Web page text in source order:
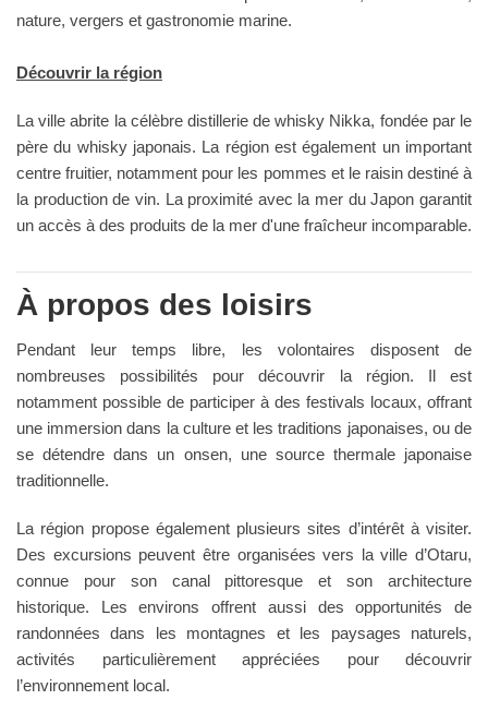
nature, vergers et gastronomie marine.
Découvrir la région
La ville abrite la célèbre distillerie de whisky Nikka, fondée par le
père du whisky japonais. La région est également un important
centre fruitier, notamment pour les pommes et le raisin destiné à
la production de vin. La proximité avec la mer du Japon garantit
un accès à des produits de la mer d'une fraîcheur incomparable.
À propos des loisirs
Pendant leur temps libre, les volontaires disposent de
nombreuses possibilités pour découvrir la région. Il est
notamment possible de participer à des festivals locaux, offrant
une immersion dans la culture et les traditions japonaises, ou de
se détendre dans un onsen, une source thermale japonaise
traditionnelle.
La région propose également plusieurs sites d’intérêt à visiter.
Des excursions peuvent être organisées vers la ville d’Otaru,
connue pour son canal pittoresque et son architecture
historique. Les environs offrent aussi des opportunités de
randonnées dans les montagnes et les paysages naturels,
activités particulièrement appréciées pour découvrir
l’environnement local.